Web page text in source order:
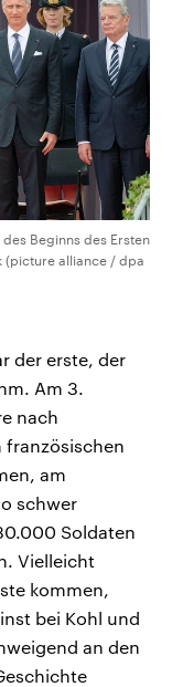
Beginns des Ersten
(picture alliance / dpa
der erste, der
Am 3.
nach
französischen
am
schwer
Soldaten
Vielleicht
kommen,
bei Kohl und
an den